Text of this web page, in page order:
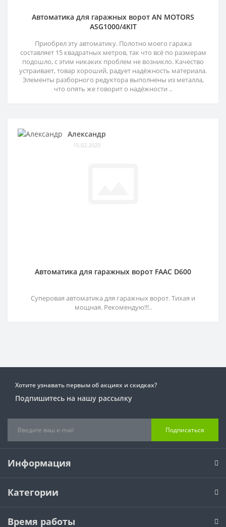
Автоматика для гаражных ворот AN MOTORS
ASG1000/4KIT
Приобрел эту автоматику. Полотно моего гаража
составляет 15 квадратных метров, так что всё по размерам
подошло, с этим никаких проблем не возникло. Качество
устраивает, товар хороший, радует надёжность материала.
Элементы разборного редуктора выполнены из металла,
что опять же говорит о надёжности ..
Александр
15.02.2020
Автоматика для гаражных ворот FAAC D600
Суперовая автоматика для гаражных ворот. Тихая и
мощная. Рекомендую!!!..
Хотите узнавать первым об акциях и скидках?
Подпишитесь на нашу рассылку
Подписаться
Информация
Категории
Время работы